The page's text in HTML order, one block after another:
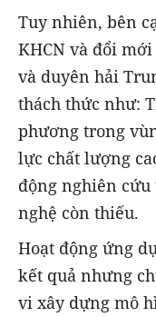
Tuy nhiên, bên
KHCN và đổi
và duyên hải
thách thức như:
phương trong
lực chất lượng
động nghiên cứu
nghệ còn thiếu.
Hoạt động ứng
kết quả nhưng
vi xây dựng mô